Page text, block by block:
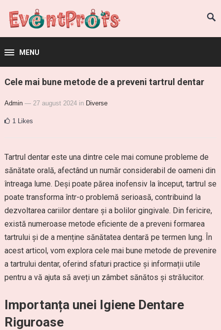
MENU
Cele mai bune metode de a preveni tartrul dentar
Admin — 27 august 2024 in Diverse
1 Likes
Tartrul dentar este una dintre cele mai comune probleme de
sănătate orală, afectând un număr considerabil de oameni din
întreaga lume. Deși poate părea inofensiv la început, tartrul se
poate transforma într-o problemă serioasă, contribuind la
dezvoltarea cariilor dentare și a bolilor gingivale. Din fericire,
există numeroase metode eficiente de a preveni formarea
tartrului și de a menține sănătatea dentară pe termen lung. În
acest articol, vom explora cele mai bune metode de prevenire
a tartrului dentar, oferind sfaturi practice și informații utile
pentru a vă ajuta să aveți un zâmbet sănătos și strălucitor.
Importanța unei Igiene Dentare
Riguroase